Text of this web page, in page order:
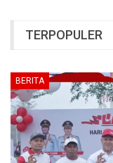
TERPOPULER
BERITA